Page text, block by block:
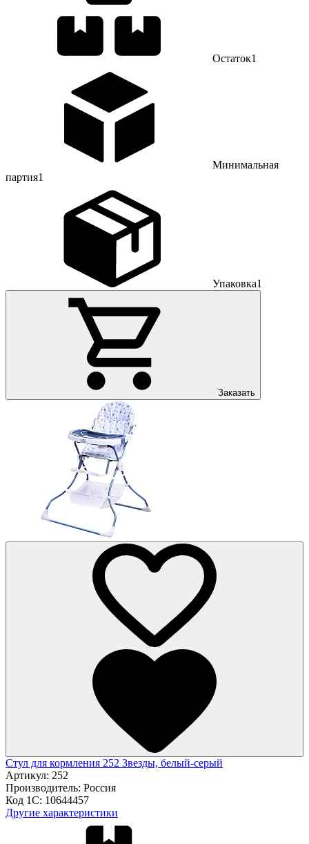
Остаток1
Минимальная
партия1
Упаковка1
Заказать
Стул для кормления 252 Звезды, белый-серый
Артикул: 252
Производитель: Россия
Код 1С: 10644457
Другие характеристики